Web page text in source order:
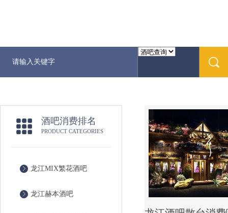
酒吧消费排名
PRODUCT CATEGORIES
龙江MIX繁花酒吧
龙江赫本酒吧